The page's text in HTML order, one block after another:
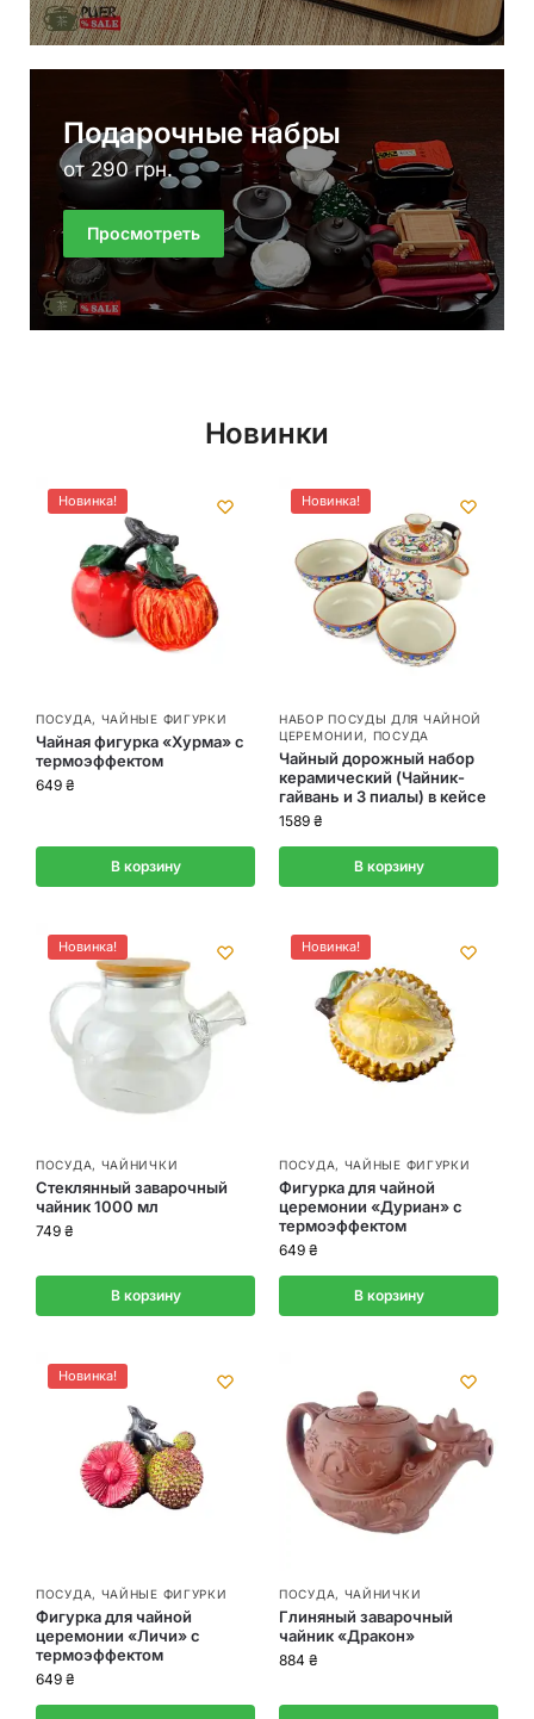
Подарочные набры
от 290 грн.
Просмотреть
Новинки
Новинка!
ПОСУДА, ЧАЙНЫЕ ФИГУРКИ
Чайная фигурка «Хурма» с
термоэффектом
649 ₴
В корзину
Новинка!
НАБОР ПОСУДЫ ДЛЯ ЧАЙНОЙ
ЦЕРЕМОНИИ, ПОСУДА
Чайный дорожный набор
керамический (Чайник-
гайвань и 3 пиалы) в кейсе
1589 ₴
В корзину
Новинка!
ПОСУДА, ЧАЙНИЧКИ
Стеклянный заварочный
чайник 1000 мл
749 ₴
В корзину
Новинка!
ПОСУДА, ЧАЙНЫЕ ФИГУРКИ
Фигурка для чайной
церемонии «Дуриан» с
термоэффектом
649 ₴
В корзину
Новинка!
ПОСУДА, ЧАЙНЫЕ ФИГУРКИ
Фигурка для чайной
церемонии «Личи» с
термоэффектом
649 ₴
ПОСУДА, ЧАЙНИЧКИ
Глиняный заварочный
чайник «Дракон»
884 ₴